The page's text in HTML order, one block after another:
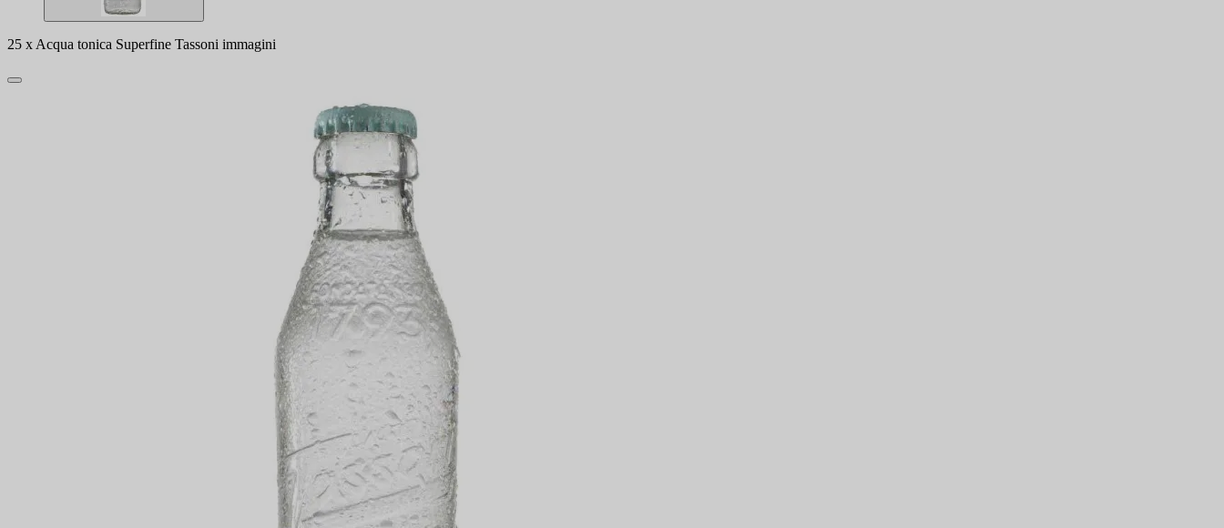
25 x Acqua tonica Superfine Tassoni immagini